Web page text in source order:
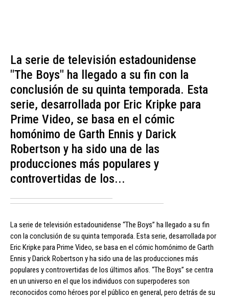
La serie de televisión estadounidense
"The Boys" ha llegado a su fin con la
conclusión de su quinta temporada. Esta
serie, desarrollada por Eric Kripke para
Prime Video, se basa en el cómic
homónimo de Garth Ennis y Darick
Robertson y ha sido una de las
producciones más populares y
controvertidas de los...
La serie de televisión estadounidense “The Boys” ha llegado a su fin
con la conclusión de su quinta temporada. Esta serie, desarrollada por
Eric Kripke para Prime Video, se basa en el cómic homónimo de Garth
Ennis y Darick Robertson y ha sido una de las producciones más
populares y controvertidas de los últimos años. “The Boys” se centra
en un universo en el que los individuos con superpoderes son
reconocidos como héroes por el público en general, pero detrás de su